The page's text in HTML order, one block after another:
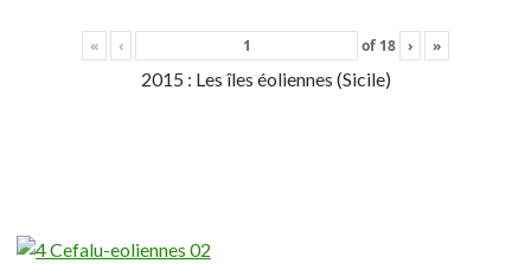
« ‹ of 18 › »
2015 : Les îles éoliennes (Sicile)